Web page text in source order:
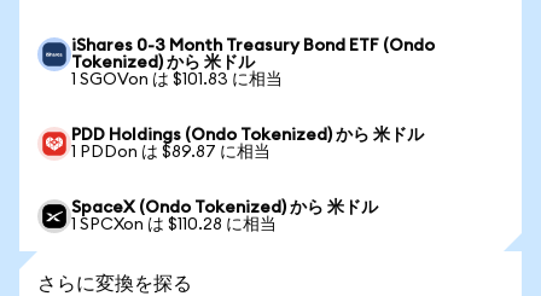
iShares 0-3 Month Treasury Bond ETF (Ondo
Tokenized) から 米ドル
1 SGOVon は $101.83 に相当
PDD Holdings (Ondo Tokenized) から 米ドル
1 PDDon は $89.87 に相当
SpaceX (Ondo Tokenized) から 米ドル
1 SPCXon は $110.28 に相当
さらに変換を探る